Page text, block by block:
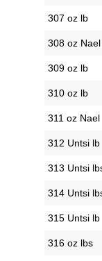
307 oz lb
308 oz Nael
309 oz lb
310 oz lb
311 oz Nael
312 Untsi lb
313 Untsi
314 Untsi
315 Untsi lb
316 oz lbs